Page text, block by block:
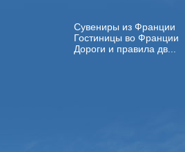
Сувениры из Франции
Гостиницы во Франции
Дороги и правила дв...